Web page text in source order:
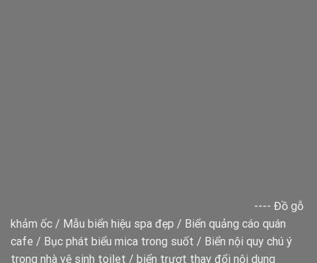
---- Đồ gỗ
khảm ốc / Mẫu biển hiệu spa đẹp / Biển quảng cáo quán
cafe / Bục phát biểu mica trong suốt / Biển nội quy chú ý
trong nhà vệ sinh toilet / biển trượt thay đổi nội dung